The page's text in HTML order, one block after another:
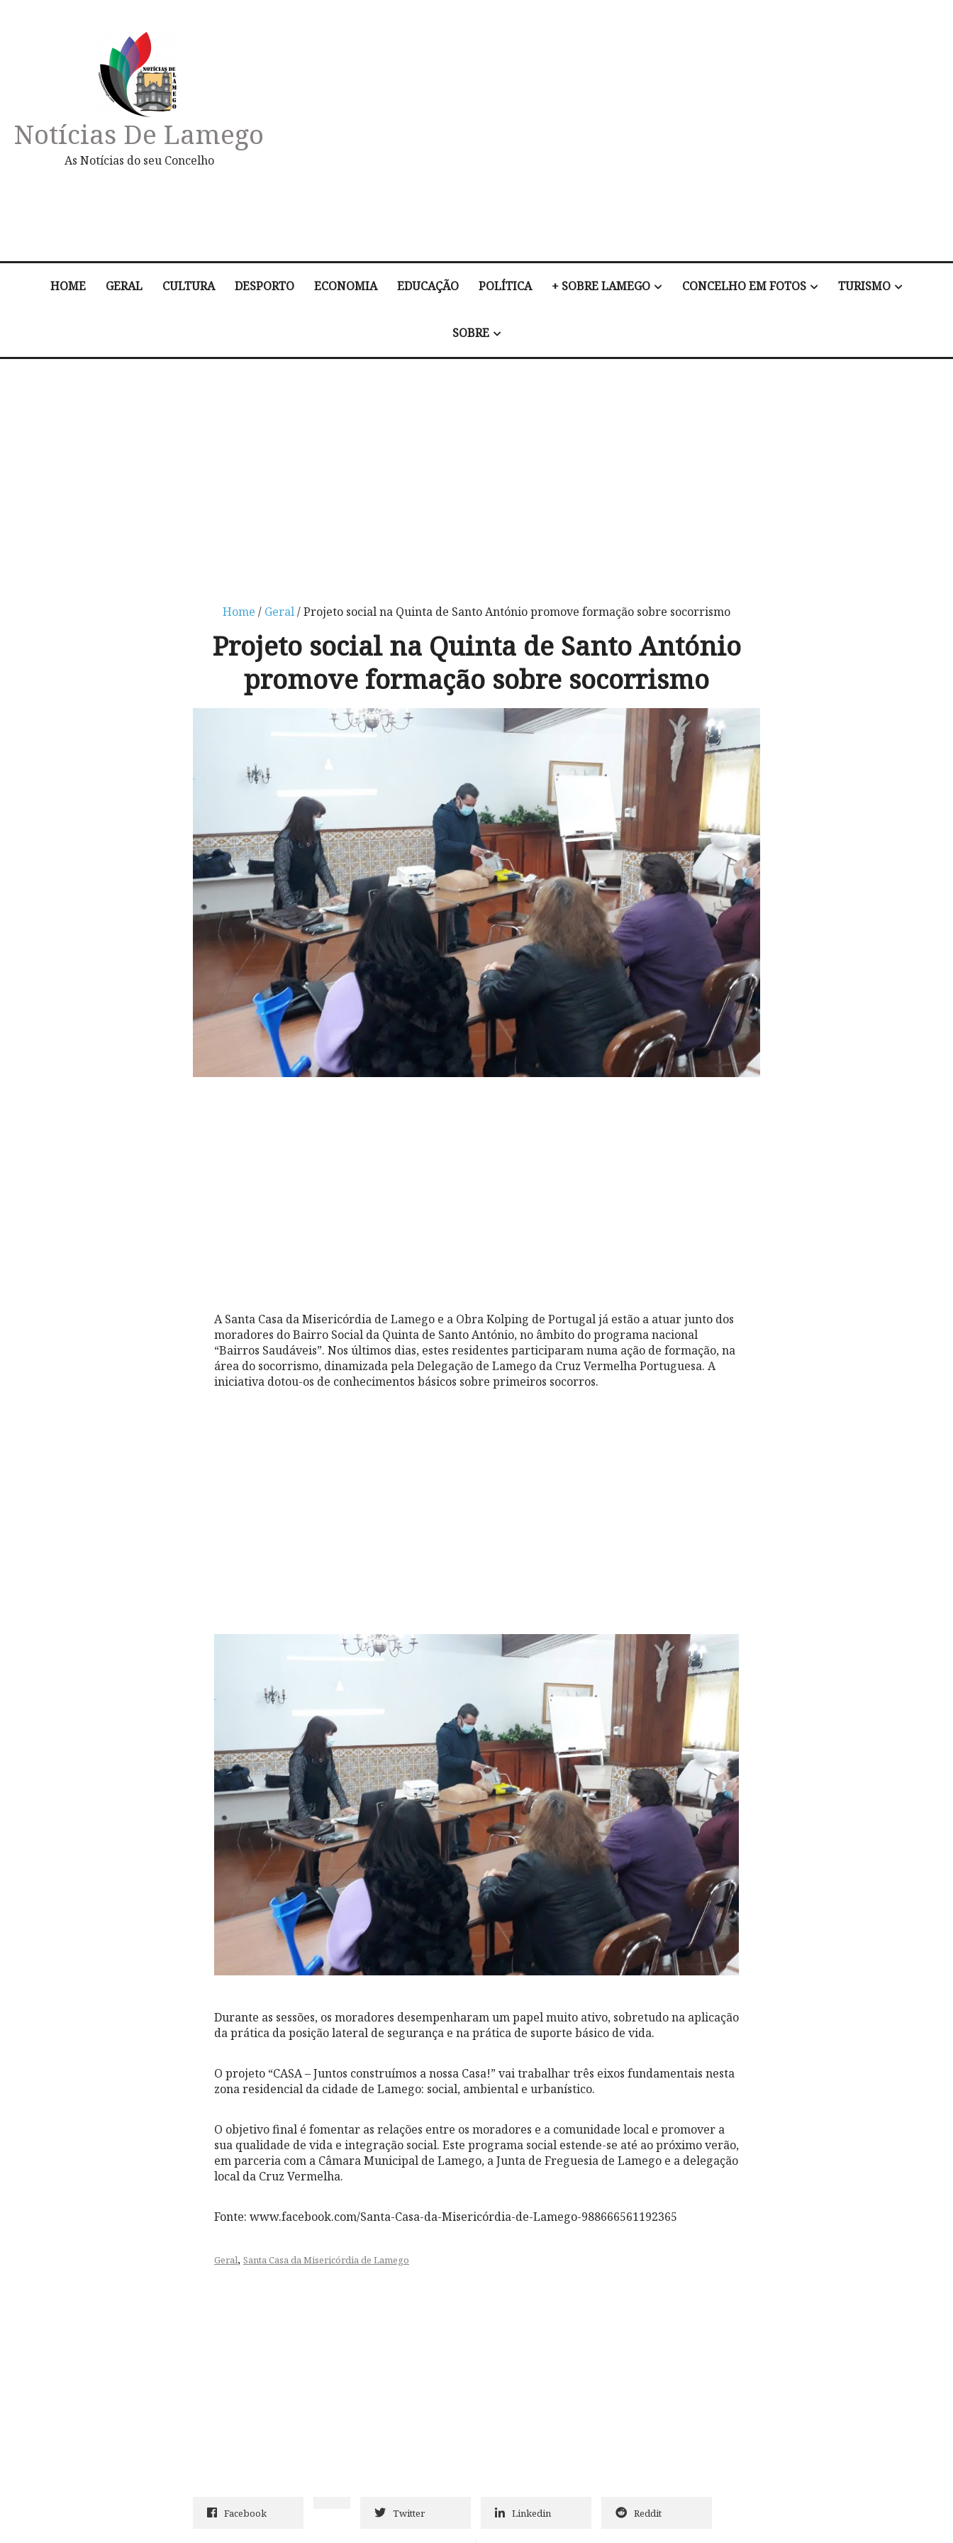
Notícias De Lamego
As Notícias do seu Concelho
HOME GERAL CULTURA DESPORTO ECONOMIA EDUCAÇÃO POLÍTICA + SOBRE LAMEGO CONCELHO EM FOTOS TURISMO
SOBRE
Home / Geral/ Projeto social na Quinta de Santo António promove formação sobre socorrismo
Projeto social na Quinta de Santo António
promove formação sobre socorrismo
A Santa Casa da Misericórdia de Lamego e a Obra Kolping de Portugal já estão a atuar junto dos
moradores do Bairro Social da Quinta de Santo António, no âmbito do programa nacional
“Bairros Saudáveis”. Nos últimos dias, estes residentes participaram numa ação de formação, na
área do socorrismo, dinamizada pela Delegação de Lamego da Cruz Vermelha Portuguesa. A
iniciativa dotou-os de conhecimentos básicos sobre primeiros socorros.
Durante as sessões, os moradores desempenharam um papel muito ativo, sobretudo na aplicação
da prática da posição lateral de segurança e na prática de suporte básico de vida.
O projeto “CASA – Juntos construímos a nossa Casa!” vai trabalhar três eixos fundamentais nesta
zona residencial da cidade de Lamego: social, ambiental e urbanístico.
O objetivo final é fomentar as relações entre os moradores e a comunidade local e promover a
sua qualidade de vida e integração social. Este programa social estende-se até ao próximo verão,
em parceria com a Câmara Municipal de Lamego, a Junta de Freguesia de Lamego e a delegação
local da Cruz Vermelha.
Fonte: www.facebook.com/Santa-Casa-da-Misericórdia-de-Lamego-988666561192365
Geral, Santa Casa da Misericórdia de Lamego
Facebook Twitter Linkedin Reddit